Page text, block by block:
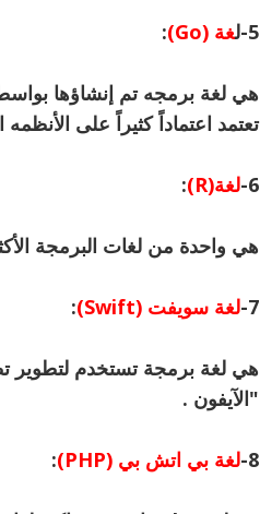
5-ل غة (Go) :
تعتمد اعتماداً كثيراً على
6- لغة(R) :
هي واحدة من لغات البرمجة
7- لغة سويفت (Swift) :
"الآيفون .
8- لغة بي اتش بي (PHP) :